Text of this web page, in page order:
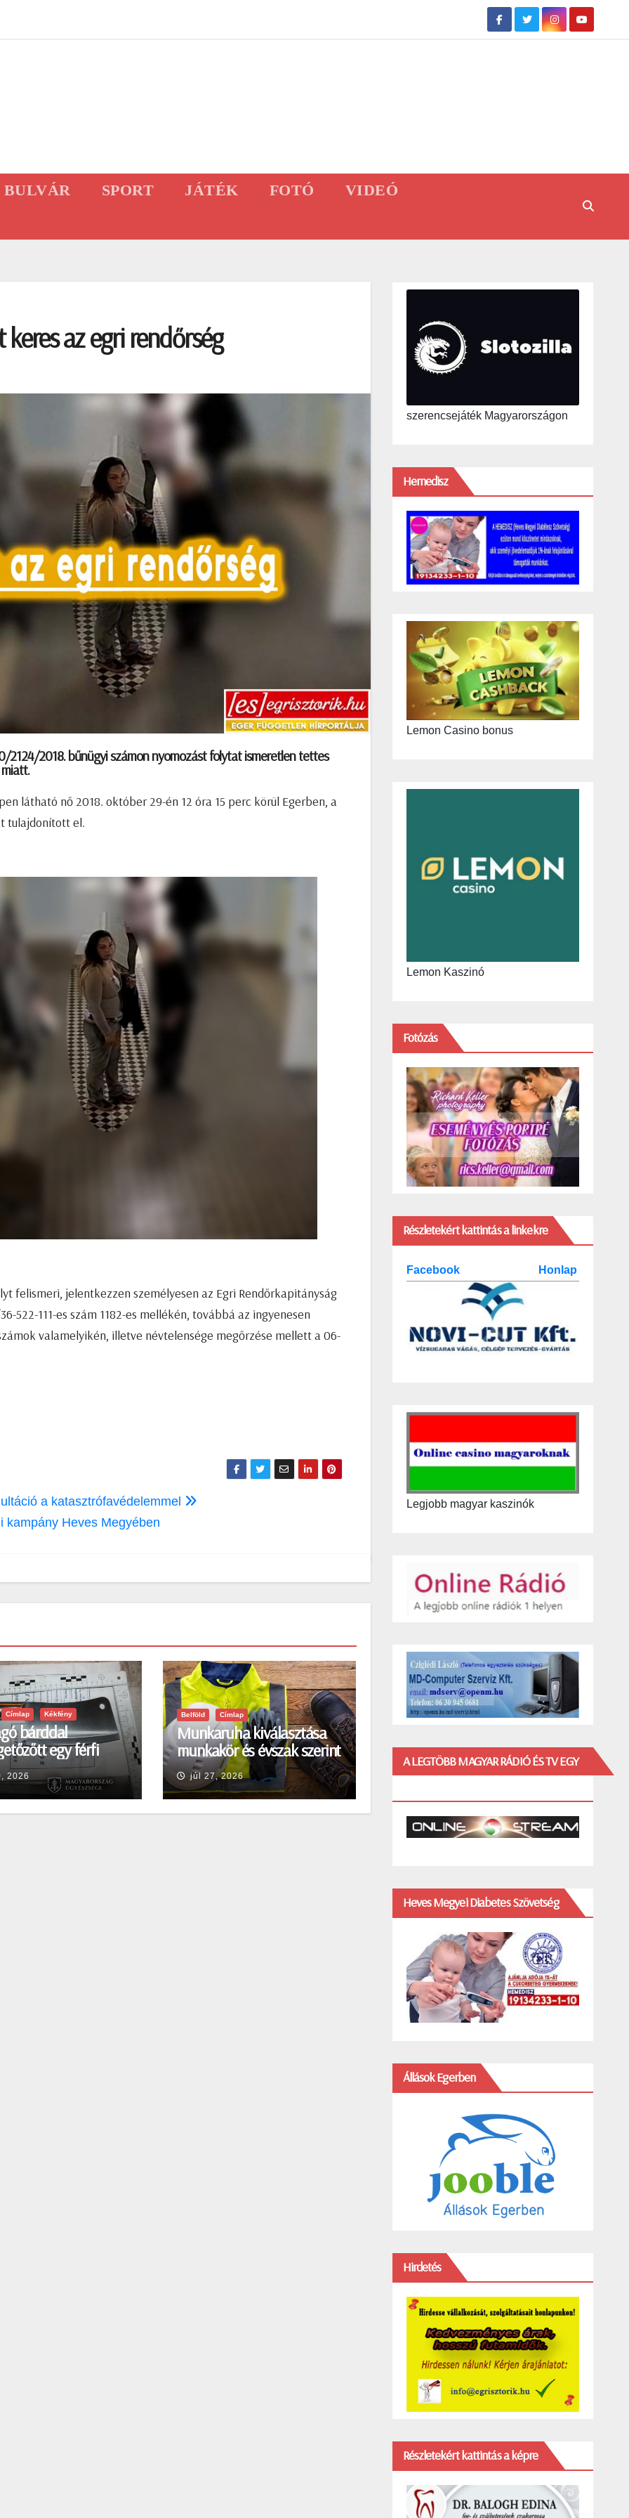
BULVÁR SPORT JÁTÉK FOTÓ
VIDEÓ
az egri rendőrség
2124/2018. bűnügyi számon nyomozást folytat ismeretlen tettes
látható nő 2018. október 29-én 12 óra 15 perc körül Egerben, a
tulajdonított el.
felismeri, jelentkezzen személyesen az Egri Rendőrkapitányság
522-111-es szám 1182-es mellékén, továbbá az ingyenesen
valamelyikén, illetve névtelensége megőrzése mellett a 06-
a katasztrófavédelemmel
kampány Heves Megyében
Címlap Kékfény
bárddal
egy férfi
2026
Belföld Címlap
Munkaruha kiválasztása
munkakör és évszak szerint
júl 27, 2026
szerencsejáték Magyarországon
Hemedisz
Lemon Casino bonus
Lemon Kaszinó
Fotózás
Részletekért kattintás a linkekre
Facebook Honlap
Legjobb magyar kaszinók
A LEGTÖBB MAGYAR RÁDIÓ ÉS TV EGY
Heves Megyei Diabetes Szövetség
Állások Egerben
Hirdetés
Részletekért kattintás a képre